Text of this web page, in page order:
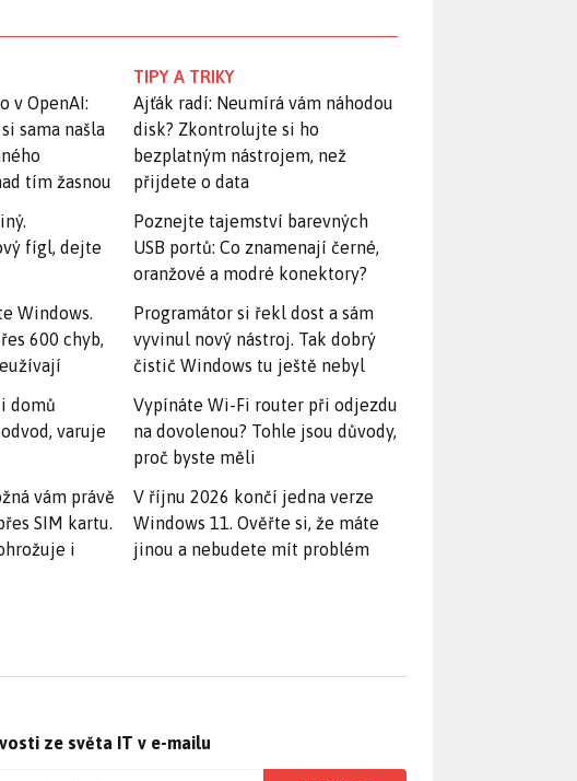
v OpenAI:
sama našla
tím žasnou
fígl, dejte
Windows.
600 chyb,
domů
varuje
vám právě
SIM kartu.
i
TIPY A TRIKY
Ajťák radí: Neumírá vám náhodou
disk? Zkontrolujte si ho
bezplatným nástrojem, než
přijdete o data
Poznejte tajemství barevných
USB portů: Co znamenají černé,
oranžové a modré konektory?
Programátor si řekl dost a sám
vyvinul nový nástroj. Tak dobrý
čistič Windows tu ještě nebyl
Vypínáte Wi-Fi router při odjezdu
na dovolenou? Tohle jsou důvody,
proč byste měli
V říjnu 2026 končí jedna verze
Windows 11. Ověřte si, že máte
jinou a nebudete mít problém
ze světa IT v e-mailu